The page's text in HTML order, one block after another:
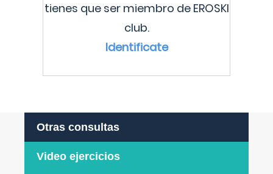
tienes que ser miembro de EROSKI
club.
Identificate
Otras consultas
Video ejercicios